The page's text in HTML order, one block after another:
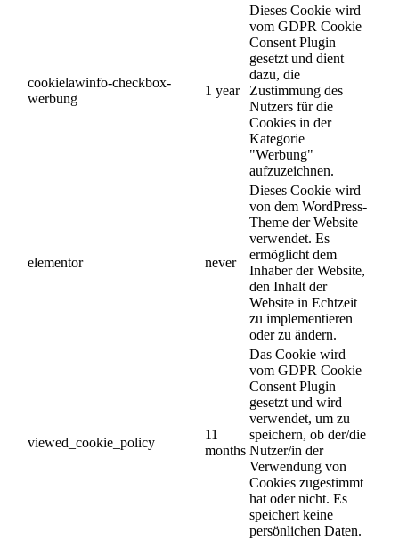
cookielawinfo-checkbox-
werbung
1 year
Dieses Cookie wird
vom GDPR Cookie
Consent Plugin
gesetzt und dient
dazu, die
Zustimmung des
Nutzers für die
Cookies in der
Kategorie
"Werbung"
aufzuzeichnen.
elementor never
Dieses Cookie wird
von dem WordPress-
Theme der Website
verwendet. Es
ermöglicht dem
Inhaber der Website,
den Inhalt der
Website in Echtzeit
zu implementieren
oder zu ändern.
viewed_cookie_policy
11
months
Das Cookie wird
vom GDPR Cookie
Consent Plugin
gesetzt und wird
verwendet, um zu
speichern, ob der/die
Nutzer/in der
Verwendung von
Cookies zugestimmt
hat oder nicht. Es
speichert keine
persönlichen Daten.